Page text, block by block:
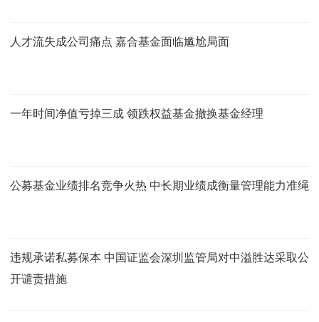
人才流失成公司痛点 嘉合基金面临尴尬局面
一年时间净值亏掉三成 领跌权益基金撤换基金经理
公募基金业绩排名竞争火热 中长期业绩成衡量管理能力准绳
违规承诺私募保本 中国证监会深圳监管局对中溢胜达采取公
开谴责措施